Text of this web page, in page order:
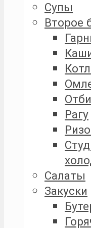
Супы
Второе
Рагу
Салаты
Закуски